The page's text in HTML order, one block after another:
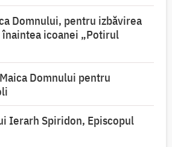
Domnului, pentru izbăvirea
icoanei „Potirul
Domnului pentru
Ierarh Spiridon, Episcopul